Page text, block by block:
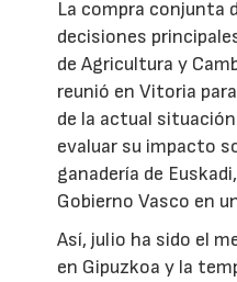
La compra conjunta
decisiones
de Agricultura y
reunió en Vitoria
de la actual
evaluar su impacto
ganadería de
Gobierno Vasco en
Así, julio ha sido el
en Gipuzkoa y la